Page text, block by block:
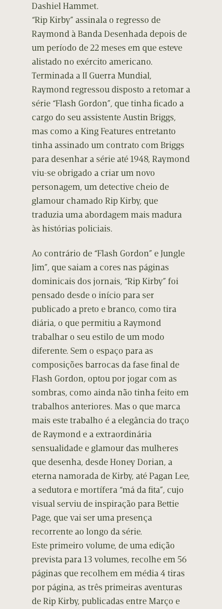
Dashiel Hammet.
“Rip Kirby” assinala o regresso de
Raymond à Banda Desenhada depois de
um período de 22 meses em que esteve
alistado no exército americano.
Terminada a II Guerra Mundial,
Raymond regressou disposto a retomar a
série “Flash Gordon”, que tinha ficado a
cargo do seu assistente Austin Briggs,
mas como a King Features entretanto
tinha assinado um contrato com Briggs
para desenhar a série até 1948, Raymond
viu-se obrigado a criar um novo
personagem, um detective cheio de
glamour chamado Rip Kirby, que
traduzia uma abordagem mais madura
às histórias policiais.
Ao contrário de “Flash Gordon” e Jungle
Jim”, que saiam a cores nas páginas
dominicais dos jornais, “Rip Kirby” foi
pensado desde o início para ser
publicado a preto e branco, como tira
diária, o que permitiu a Raymond
trabalhar o seu estilo de um modo
diferente. Sem o espaço para as
composições barrocas da fase final de
Flash Gordon, optou por jogar com as
sombras, como ainda não tinha feito em
trabalhos anteriores. Mas o que marca
mais este trabalho é a elegância do traço
de Raymond e a extraordinária
sensualidade e glamour das mulheres
que desenha, desde Honey Dorian, a
eterna namorada de Kirby, até Pagan Lee,
a sedutora e mortífera “má da fita”, cujo
visual serviu de inspiração para Bettie
Page, que vai ser uma presença
recorrente ao longo da série.
Este primeiro volume, de uma edição
prevista para 13 volumes, recolhe em 56
páginas que recolhem em média 4 tiras
por página, as três primeiras aventuras
de Rip Kirby, publicadas entre Março e